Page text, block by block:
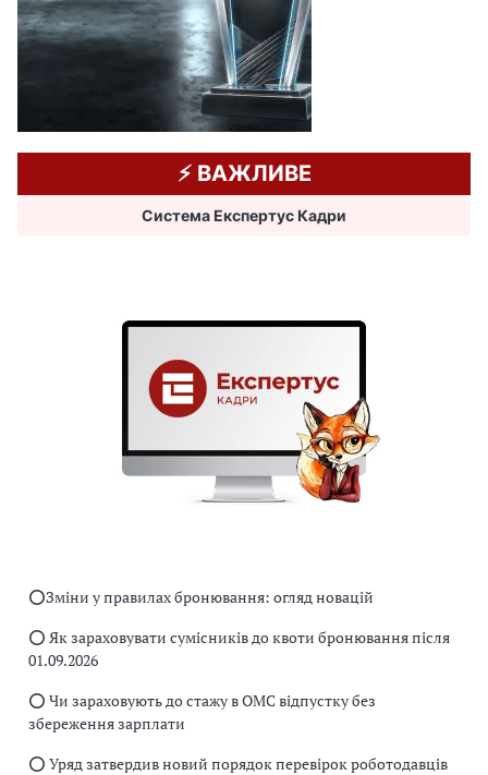
⚡️ ВАЖЛИВЕ
Система Експертус Кадри
⭕️Зміни у правилах бронювання: огляд новацій
⭕️ Як зараховувати сумісників до квоти бронювання після
01.09.2026
⭕️ Чи зараховують до стажу в ОМС відпустку без
збереження зарплати
⭕️ Уряд затвердив новий порядок перевірок роботодавців